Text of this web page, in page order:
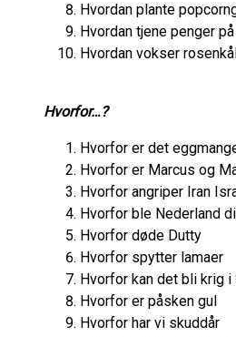
Hvordan plante
Hvordan tjene penger
Hvordan vokser
Hvorfor…?
Hvorfor er det
Hvorfor er Marcus og
Hvorfor angriper Iran
Hvorfor ble Nederland
Hvorfor døde Dutty
Hvorfor spytter lamaer
Hvorfor kan det bli krig i
Hvorfor er påsken gul
Hvorfor har vi skuddår